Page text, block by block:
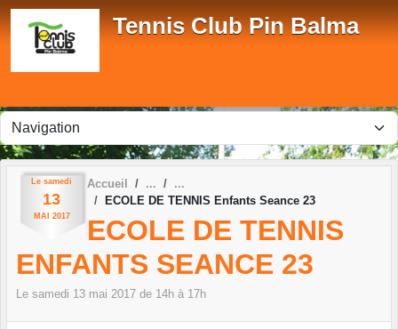
Tennis Club Pin Balma
Le samedi
13
MAI 2017
Accueil
ECOLE DE TENNIS Enfants Seance 23
ECOLE DE TENNIS
ENFANTS SEANCE 23
Le samedi 13 mai 2017 de 14h à 17h
Panneau de gestion des cookies